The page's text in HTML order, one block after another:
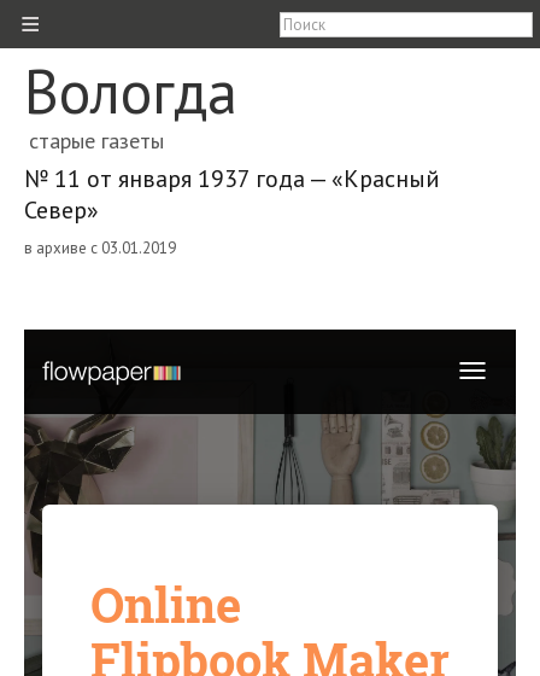
≡
Вологда
старые газеты
№ 11 от января 1937 года — «Красный
Север»
в архиве с 03.01.2019